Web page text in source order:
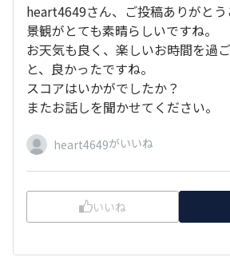
heart4649さん、ご投稿ありがとう
景観がとても素晴らしいですね。
お天気も良く、楽しいお時間を過
と、良かったですね。
スコアはいかがでしたか？
またお話しを聞かせてください。
heart4649がいいね
いいね